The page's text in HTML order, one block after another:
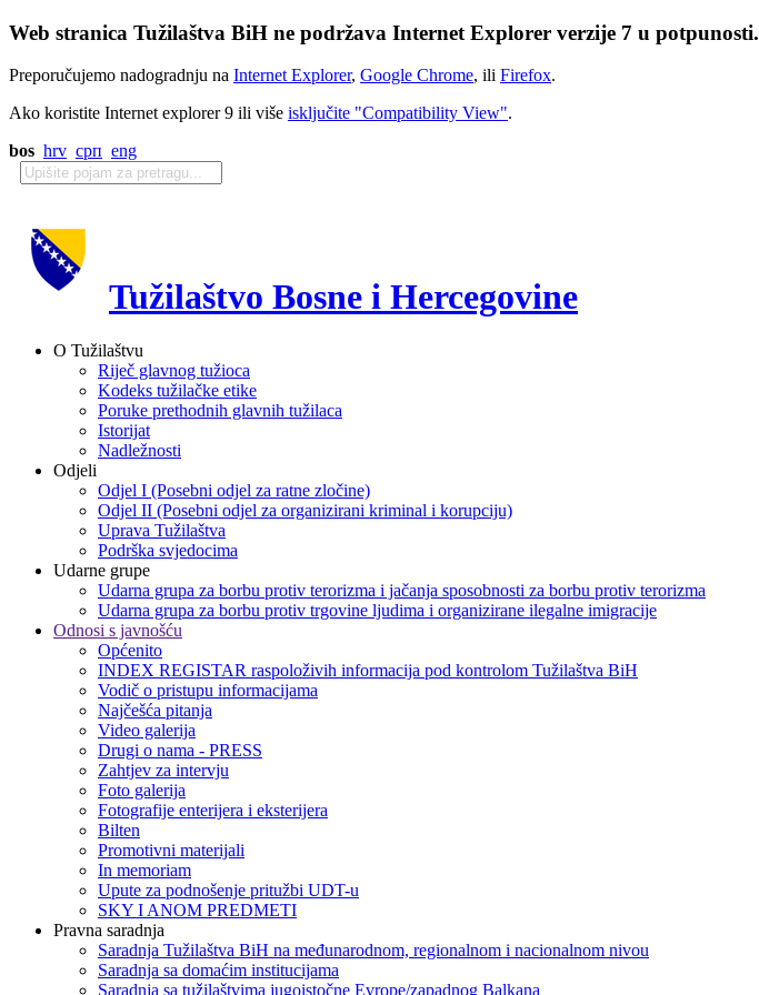
Web stranica Tužilaštva BiH ne podržava Internet Explorer verzije 7 u potpunosti.
Preporučujemo nadogradnju na Internet Explorer, Google Chrome, ili Firefox.
Ako koristite Internet explorer 9 ili više isključite "Compatibility View".
bos hrv срп eng
Tužilaštvo Bosne i Hercegovine
O Tužilaštvu
Riječ glavnog tužioca
Kodeks tužilačke etike
Poruke prethodnih glavnih tužilaca
Istorijat
Nadležnosti
Odjeli
Odjel I (Posebni odjel za ratne zločine)
Odjel II (Posebni odjel za organizirani kriminal i korupciju)
Uprava Tužilaštva
Podrška svjedocima
Udarne grupe
Udarna grupa za borbu protiv terorizma i jačanja sposobnosti za borbu protiv terorizma
Udarna grupa za borbu protiv trgovine ljudima i organizirane ilegalne imigracije
Odnosi s javnošću
Općenito
INDEX REGISTAR raspoloživih informacija pod kontrolom Tužilaštva BiH
Vodič o pristupu informacijama
Najčešća pitanja
Video galerija
Drugi o nama - PRESS
Zahtjev za intervju
Foto galerija
Fotografije enterijera i eksterijera
Bilten
Promotivni materijali
In memoriam
Upute za podnošenje pritužbi UDT-u
SKY I ANOM PREDMETI
Pravna saradnja
Saradnja Tužilaštva BiH na međunarodnom, regionalnom i nacionalnom nivou
Saradnja sa domaćim institucijama
Saradnja sa tužilaštvima jugoistočne Evrope/zapadnog Balkana